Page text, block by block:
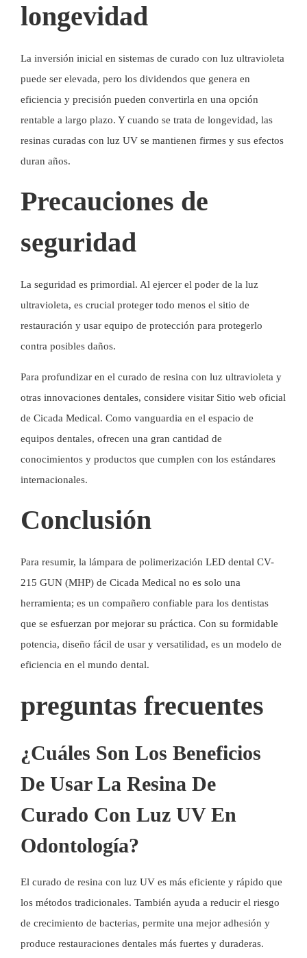
longevidad
La inversión inicial en sistemas de curado con luz ultravioleta
puede ser elevada, pero los dividendos que genera en
eficiencia y precisión pueden convertirla en una opción
rentable a largo plazo. Y cuando se trata de longevidad, las
resinas curadas con luz UV se mantienen firmes y sus efectos
duran años.
Precauciones de
seguridad
La seguridad es primordial. Al ejercer el poder de la luz
ultravioleta, es crucial proteger todo menos el sitio de
restauración y usar equipo de protección para protegerlo
contra posibles daños.
Para profundizar en el curado de resina con luz ultravioleta y
otras innovaciones dentales, considere visitar Sitio web oficial
de Cicada Medical. Como vanguardia en el espacio de
equipos dentales, ofrecen una gran cantidad de
conocimientos y productos que cumplen con los estándares
internacionales.
Conclusión
Para resumir, la lámpara de polimerización LED dental CV-
215 GUN (MHP) de Cicada Medical no es solo una
herramienta; es un compañero confiable para los dentistas
que se esfuerzan por mejorar su práctica. Con su formidable
potencia, diseño fácil de usar y versatilidad, es un modelo de
eficiencia en el mundo dental.
preguntas frecuentes
¿Cuáles Son Los Beneficios
De Usar La Resina De
Curado Con Luz UV En
Odontología?
El curado de resina con luz UV es más eficiente y rápido que
los métodos tradicionales. También ayuda a reducir el riesgo
de crecimiento de bacterias, permite una mejor adhesión y
produce restauraciones dentales más fuertes y duraderas.